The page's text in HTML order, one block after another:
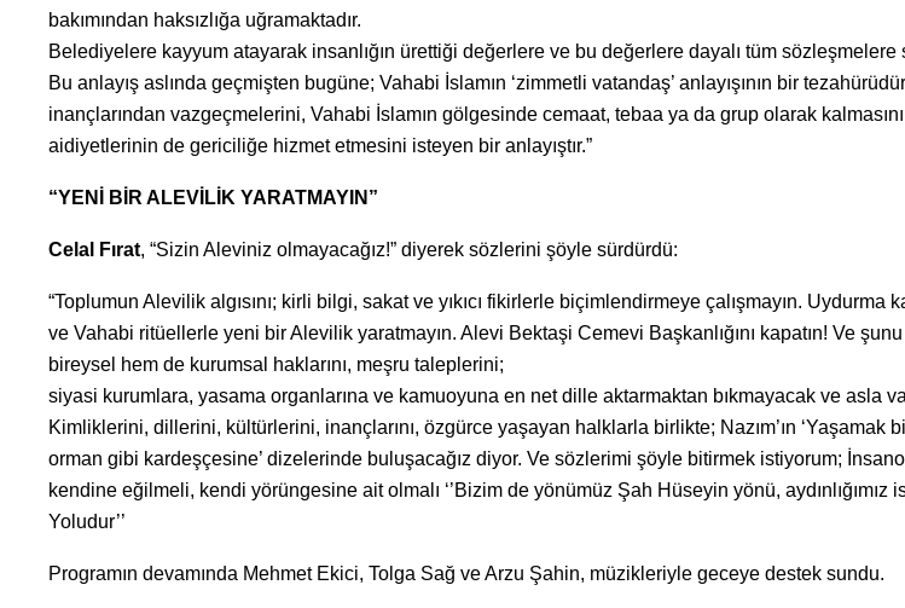
bakımından haksızlığa uğramaktadır.
Belediyelere kayyum atayarak insanlığın ürettiği değerlere ve bu değerlere dayalı tüm sözleşmelere
Bu anlayış aslında geçmişten bugüne; Vahabi İslamın ‘zimmetli vatandaş’ anlayışının bir
inançlarından vazgeçmelerini, Vahabi İslamın gölgesinde cemaat, tebaa ya da grup olarak
aidiyetlerinin de gericiliğe hizmet etmesini isteyen bir anlayıştır.”
“YENİ BİR ALEVİLİK YARATMAYIN”
Celal Fırat, “Sizin Aleviniz olmayacağız!” diyerek sözlerini şöyle sürdürdü:
“Toplumun Alevilik algısını; kirli bilgi, sakat ve yıkıcı fikirlerle biçimlendirmeye çalışmayın. Uydurma
ve Vahabi ritüellerle yeni bir Alevilik yaratmayın. Alevi Bektaşi Cemevi Başkanlığını kapatın! Ve
bireysel hem de kurumsal haklarını, meşru taleplerini;
siyasi kurumlara, yasama organlarına ve kamuoyuna en net dille aktarmaktan bıkmayacak ve asla
Kimliklerini, dillerini, kültürlerini, inançlarını, özgürce yaşayan halklarla birlikte; Nazım’ın ‘Yaşamak
orman gibi kardeşçesine’ dizelerinde buluşacağız diyor. Ve sözlerimi şöyle bitirmek istiyorum;
kendine eğilmeli, kendi yörüngesine ait olmalı ‘’Bizim de yönümüz Şah Hüseyin yönü, aydınlığımız
Yoludur’’
Programın devamında Mehmet Ekici, Tolga Sağ ve Arzu Şahin, müzikleriyle geceye destek sundu.